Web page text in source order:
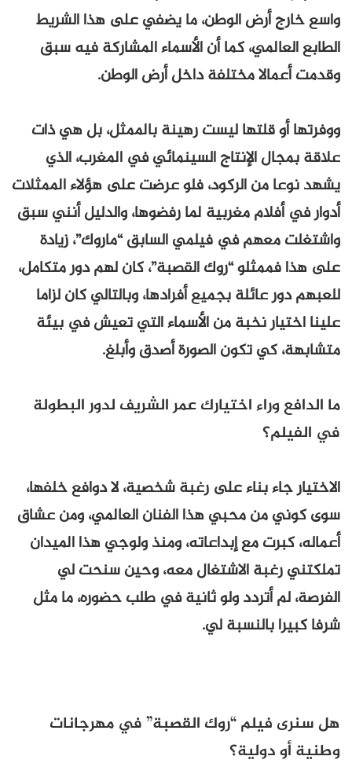
واسع خارج أرض الوطن، ما يضفي على هذا الشريط
الطابع العالمي، كما أن الأسماء المشاركة فيه سبق
وقدمت أعمالا مختلفة داخل أرض الوطن.
ووفرتها أو قلتها ليست رهينة بالممثل، بل هي ذات
علاقة بمجال الإنتاج السينمائي في المغرب، الذي
يشهد نوعا من الركود، فلو عرضت على هؤلاء الممثلات
أدوار في أفلام مغربية لما رفضوها، والدليل أنني سبق
واشتغلت معهم في فيلمي السابق “ماروك”، زيادة
على هذا فممثلو “روك القصبة”، كان لهم دور متكامل،
للعبهم دور عائلة بجميع أفرادها، وبالتالي كان لزاما
علينا اختيار نخبة من الأسماء التي تعيش في بيئة
متشابهة، كي تكون الصورة أصدق وأبلغ.
ما الدافع وراء اختيارك عمر الشريف لدور البطولة
في الفيلم؟
الاختيار جاء بناء على رغبة شخصية، لا دوافع خلفها،
سوى كوني من محبي هذا الفنان العالمي، ومن عشاق
أعماله، كبرت مع إبداعاته، ومنذ ولوجي هذا الميدان
تملكتني رغبة الاشتغال معه، وحين سنحت لي
الفرصة، لم أتردد ولو ثانية في طلب حضوره، ما مثل
شرفا كبيرا بالنسبة لي.
هل سنرى فيلم “روك القصبة” في مهرجانات
وطنية أو دولية؟